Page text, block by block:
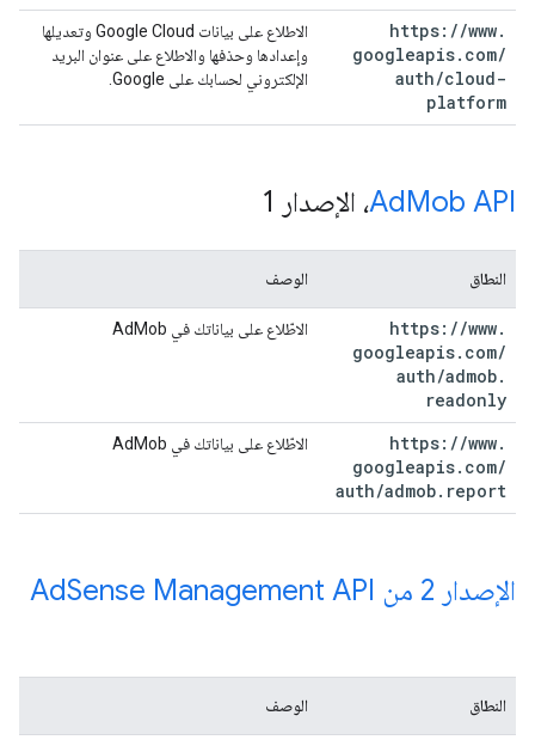
https: //www.
googleapis. com/
auth/cloud-
platform
الاطلاع على بيانات Google Cloud وتعديلها
وإعدادها وحذفها والاطلاع على عنوان البريد
الإلكتروني لحسابك على Google.
‫AdMob API ، الإصدار 1
النطاق الوصف
https: //www.
googleapis. com/
auth/admob.
readonly
الاطّلاع على بياناتك في AdMob
https: //www.
googleapis. com/
auth/admob. report
الاطّلاع على بياناتك في AdMob
الإصدار 2 من Ad Sense Management API
النطاق الوصف